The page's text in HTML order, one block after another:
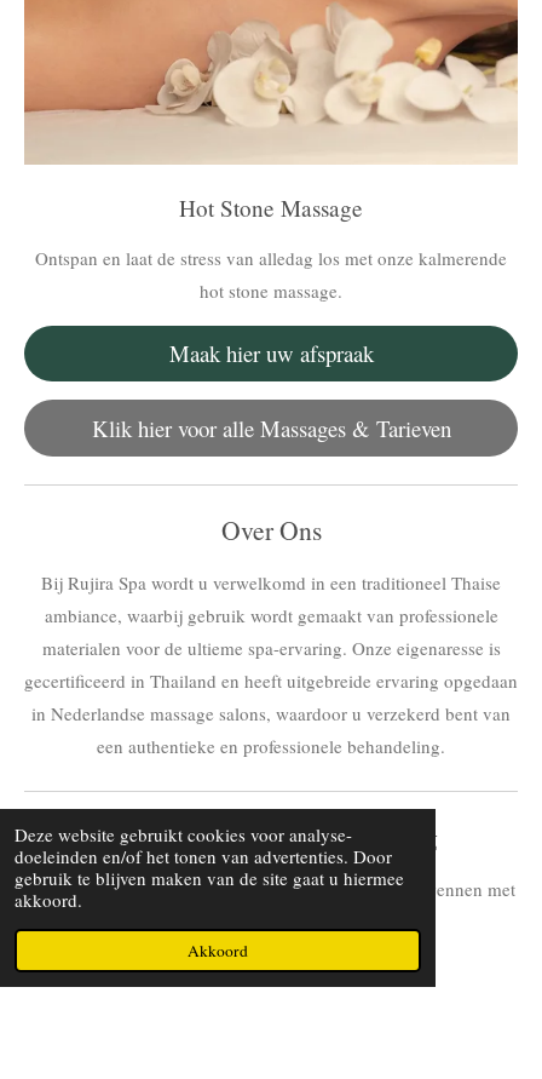
Deze website gebruikt cookies voor analyse-
doeleinden en/of het tonen van advertenties. Door
gebruik te blijven maken van de site gaat u hiermee
akkoord.
Akkoord
Hot Stone Massage
Ontspan en laat de stress van alledag los met onze kalmerende
hot stone massage.
Maak hier uw afspraak
Klik hier voor alle Massages & Tarieven
Over Ons
Bij Rujira Spa wordt u verwelkomd in een traditioneel Thaise
ambiance, waarbij gebruik wordt gemaakt van professionele
materialen voor de ultieme spa-ervaring. Onze eigenaresse is
gecertificeerd in Thailand en heeft uitgebreide ervaring opgedaan
in Nederlandse massage salons, waardoor u verzekerd bent van
een authentieke en professionele behandeling.
Ervaar de Ultieme Ontspanning
Boek vandaag nog uw behandeling en laat ons u verwennen met
Maak hier uw afspraak